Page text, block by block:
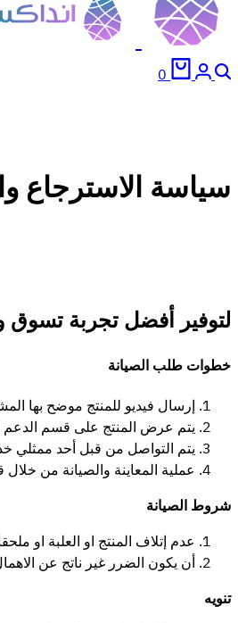
Search
Account
0
سياسة الاسترجاع
لتوفير أفضل تجربة تسوق
خطوات طلب الصيانة
إرسال فيديو للمنتج موضح بها
يتم عرض المنتج على قسم الدعم
يتم التواصل من قبل أحد ممثلي
عملية المعاينة والصيانة من خلال قسم الدعم
شروط الصيانة
عدم إتلاف المنتج او العلبة او
أن يكون الضرر غير ناتج عن
تنويه